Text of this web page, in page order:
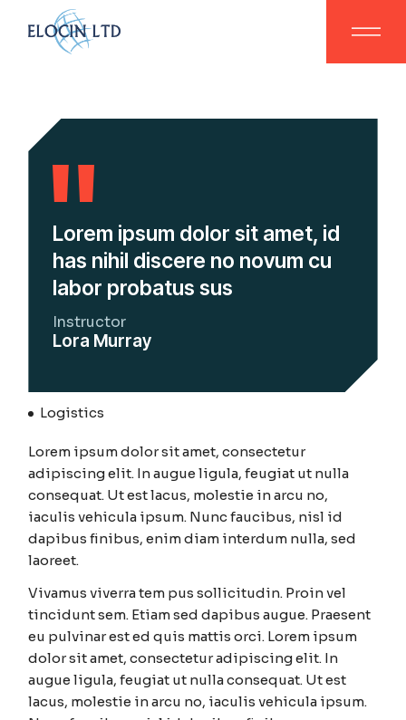
Lorem ipsum dolor sit amet, id
has nihil discere no novum cu
labor probatus sus
Instructor
Lora Murray
Logistics
Lorem ipsum dolor sit amet, consectetur
adipiscing elit. In augue ligula, feugiat ut nulla
consequat. Ut est lacus, molestie in arcu no,
iaculis vehicula ipsum. Nunc faucibus, nisl id
dapibus finibus, enim diam interdum nulla, sed
laoreet.
Vivamus viverra tem pus sollicitudin. Proin vel
tincidunt sem. Etiam sed dapibus augue. Praesent
eu pulvinar est ed quis mattis orci. Lorem ipsum
dolor sit amet, consectetur adipiscing elit. In
augue ligula, feugiat ut nulla consequat. Ut est
lacus, molestie in arcu no, iaculis vehicula ipsum.